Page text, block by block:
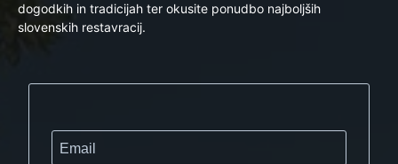
dogodkih in tradicijah ter okusite ponudbo najboljših
slovenskih restavracij.